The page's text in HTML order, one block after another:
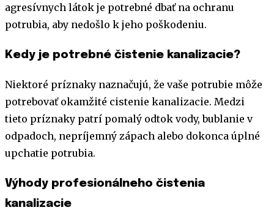
agresívnych látok je potrebné dbať na ochranu
potrubia, aby nedošlo k jeho poškodeniu.
Kedy je potrebné čistenie kanalizacie?
Niektoré príznaky naznačujú, že vaše potrubie môže
potrebovať okamžité cistenie kanalizacie. Medzi
tieto príznaky patrí pomalý odtok vody, bublanie v
odpadoch, nepríjemný zápach alebo dokonca úplné
upchatie potrubia.
Výhody profesionálneho čistenia
kanalizacie